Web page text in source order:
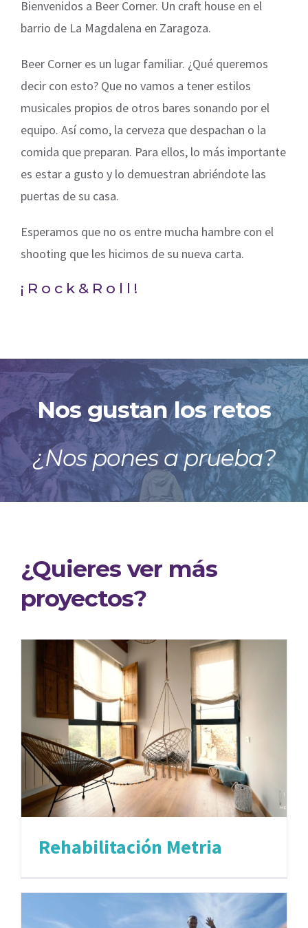
Bienvenidos a Beer Corner. Un craft house en el
barrio de La Magdalena en Zaragoza.
Beer Corner es un lugar familiar. ¿Qué queremos
decir con esto? Que no vamos a tener estilos
musicales propios de otros bares sonando por el
equipo. Así como, la cerveza que despachan o la
comida que preparan. Para ellos, lo más importante
es estar a gusto y lo demuestran abriéndote las
puertas de su casa.
Esperamos que no os entre mucha hambre con el
shooting que les hicimos de su nueva carta.
¡Rock&Roll!
Nos gustan los retos
¿Nos pones a prueba?
¿Quieres ver más
proyectos?
Rehabilitación Metria